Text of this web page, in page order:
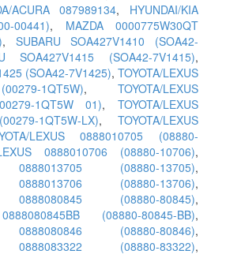
ACURA 087989134, HYUNDAI/KIA
00441), MAZDA 0000775W30QT
, SUBARU SOA427V1410 (SOA42-
SOA427V1415 (SOA42-7V1415),
(SOA42-7V1425), TOYOTA/LEXUS
1QT5W), TOYOTA/LEXUS
1QT5W 01),TOYOTA/LEXUS
1QT5W-LX), TOYOTA/LEXUS
LEXUS 0888010705 (08880-
0888010706 (08880-10706),
0888013705 (08880-13705),
0888013706 (08880-13706),
0888080845 (08880-80845),
(08880-80845-BB),
0888080846 (08880-80846),
0888083322 (08880-83322),